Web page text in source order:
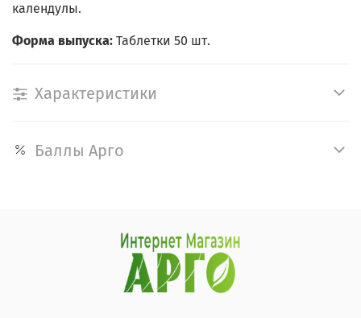
календулы.
Форма выпуска: Таблетки 50 шт.
Характеристики
Баллы Арго